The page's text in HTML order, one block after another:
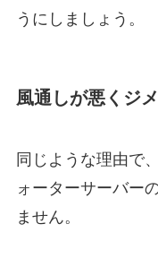
うにしましょう。
風通しが悪くジ
同じような理由で
ォーターサーバー
ません。